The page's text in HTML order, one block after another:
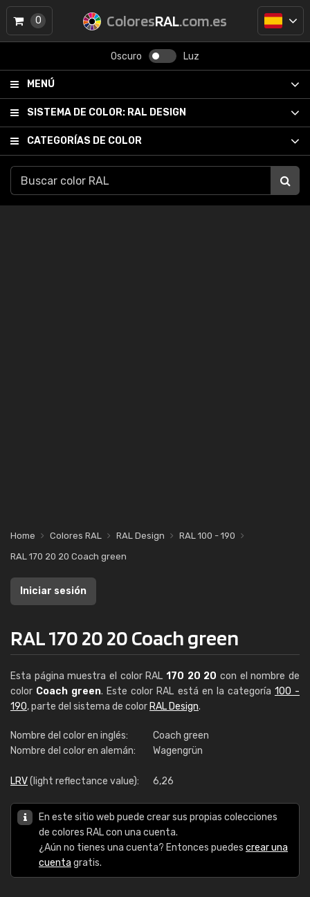
ColoresRAL.com.es
Oscuro Luz
MENÚ
SISTEMA DE COLOR: RAL DESIGN
CATEGORÍAS DE COLOR
0
Home Colores RAL RAL Design
RAL 100 - 190
RAL 170 20 20 Coach green
Iniciar sesión
RAL 170 20 20 Coach green
Esta página muestra el color RAL 170 20 20 con el nombre de
color Coach green. Este color RAL está en la categoría 100 -
190, parte del sistema de color RAL Design.
Nombre del color en inglés:
Coach green
Nombre del color en alemán:
Wagengrün
LRV(light reflectance value): 6,26
En este sitio web puede crear sus propias colecciones
de colores RAL con una cuenta.
¿Aún no tienes una cuenta? Entonces puedes crear una
cuenta gratis.